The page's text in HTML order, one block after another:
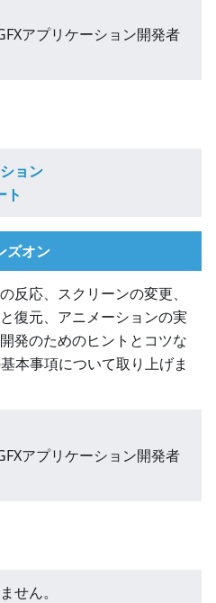
アプリケーション開発者
ョン
ト
ズオン
反応、スクリーンの変更、
復元、アニメーションの実
発のためのヒントとコツな
本事項について取り上げま
アプリケーション開発者
せん。